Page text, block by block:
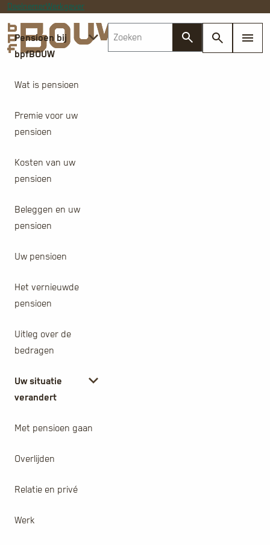
DeelnemerWerkgever
Pensioen bij
bpfBOUW
Wat is pensioen
Premie voor uw
pensioen
Kosten van uw
pensioen
Beleggen en uw
pensioen
Uw pensioen
Het vernieuwde
pensioen
Uitleg over de
bedragen
Uw situatie
verandert
Met pensioen gaan
Overlijden
Relatie en privé
Werk